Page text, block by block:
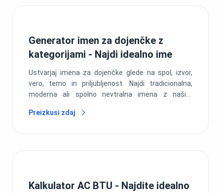
Generator imen za dojenčke z
kategorijami - Najdi idealno ime
Ustvarjaj imena za dojenčke glede na spol, izvor,
vero, temo in priljubljenost. Najdi tradicionalna,
moderna ali spolno nevtralna imena z našim
Preizkusi zdaj
Kalkulator AC BTU - Najdite idealno